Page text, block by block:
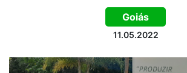
Goiás
11.05.2022